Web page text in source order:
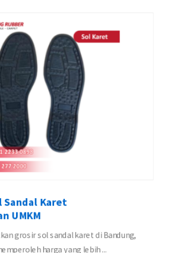
Sandal Karet
UMKM
grosir sol sandal karet di Bandung,
harga yang lebih ...